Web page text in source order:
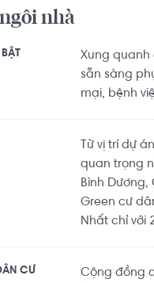
nhà
Xung quanh
sẵn sàng
mại, bệnh
Từ vị trí dự
quan trọng
Bình
Green cư
Nhất chỉ với
CƯ Cộng đồng